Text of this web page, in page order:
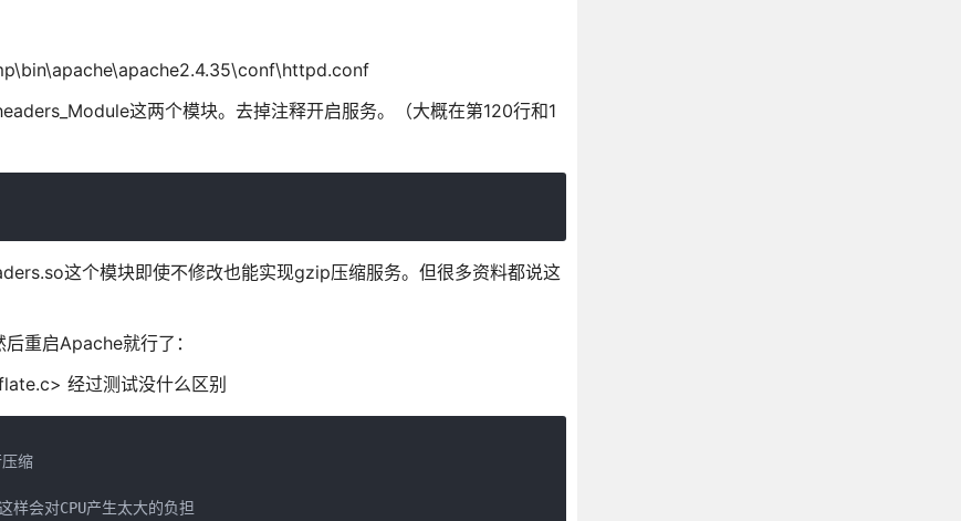
这两个模块。去掉注释开启服务。（大概在第120行和1
这个模块即使不修改也能实现gzip压缩服务。但很多资料都说这
重启Apache就行了：
经过测试没什么区别
缩
会对CPU产生太大的负担